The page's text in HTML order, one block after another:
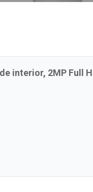
interior, 2MP Full